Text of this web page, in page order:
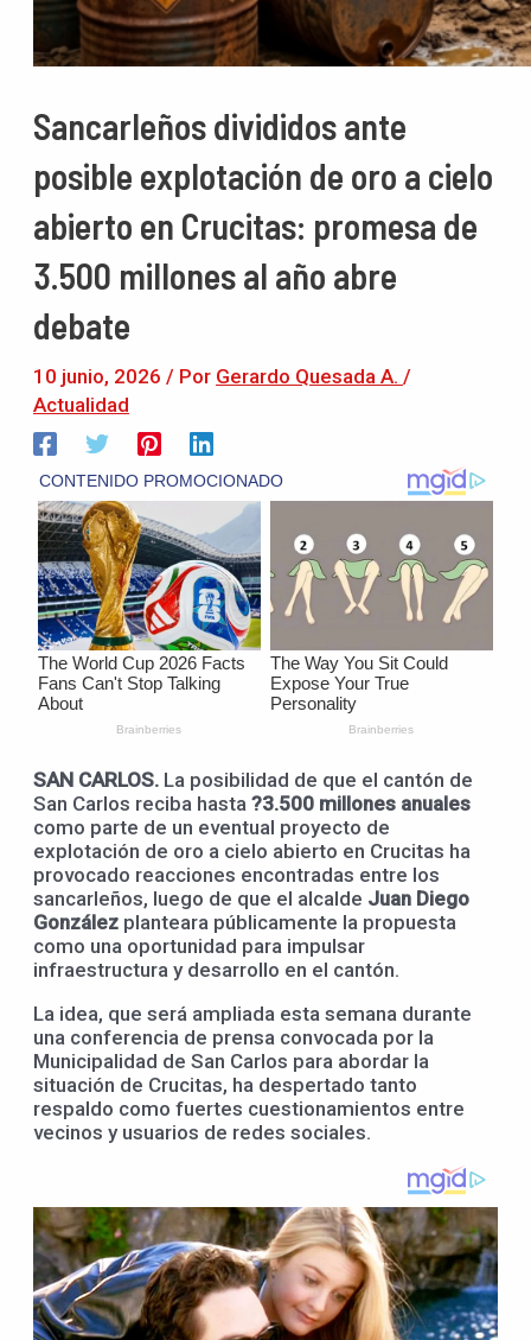
Sancarleños divididos ante
posible explotación de oro a cielo
abierto en Crucitas: promesa de
3.500 millones al año abre
debate
10 junio, 2026 / Por Gerardo Quesada A. /
Actualidad
SAN CARLOS. La posibilidad de que el cantón de
San Carlos reciba hasta ?3.500 millones anuales
como parte de un eventual proyecto de
explotación de oro a cielo abierto en Crucitas ha
provocado reacciones encontradas entre los
sancarleños, luego de que el alcalde Juan Diego
González planteara públicamente la propuesta
como una oportunidad para impulsar
infraestructura y desarrollo en el cantón.
La idea, que será ampliada esta semana durante
una conferencia de prensa convocada por la
Municipalidad de San Carlos para abordar la
situación de Crucitas, ha despertado tanto
respaldo como fuertes cuestionamientos entre
vecinos y usuarios de redes sociales.